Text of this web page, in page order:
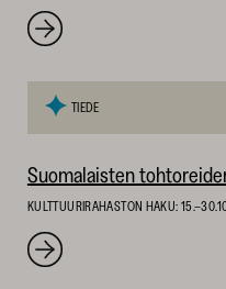
TIEDE
Suomalaisten
KULTTUURIRAHASTON HAKU: